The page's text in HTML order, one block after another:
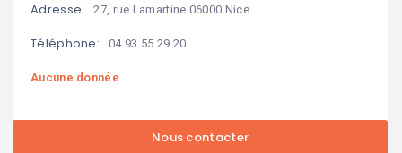
Adresse: 27, rue Lamartine 06000 Nice
Téléphone: 04 93 55 29 20
Aucune donnée